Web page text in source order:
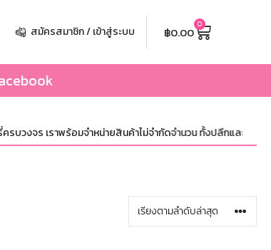
สมัครสมาชิก / เข้าสู่ระบบ ฿0.00 0
วงจร เราพร้อมจำหน่ายสินค้าไม่จำกัดจำนวน ทั้งปลีกและส่ง มี